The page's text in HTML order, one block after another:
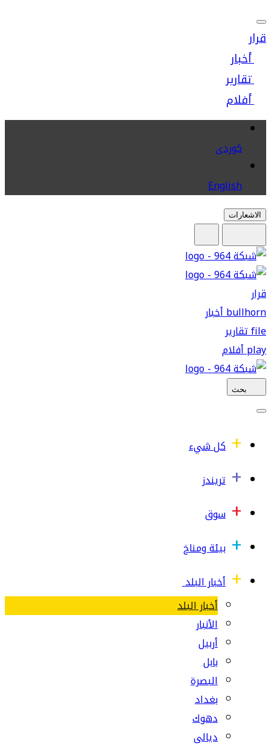
قرار
أخبار
تقارير
أفلام
كوردى
English
الاشعارات
قرار
bullhornأخبار
fileتقارير
playأفلام
بحث
كل شيء
تريندز
سوق
بيئة ومناخ
أخبار البلد
أخبار البلد
الأنبار
أربيل
بابل
البصرة
بغداد
دهوك
ديالى